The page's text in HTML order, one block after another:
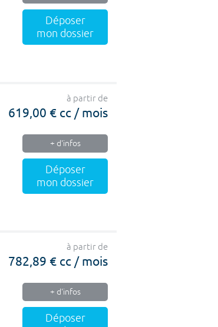
Déposer
mon dossier
à partir de
619,00 € cc / mois
+ d'infos
Déposer
mon dossier
à partir de
782,89 € cc / mois
+ d'infos
Déposer